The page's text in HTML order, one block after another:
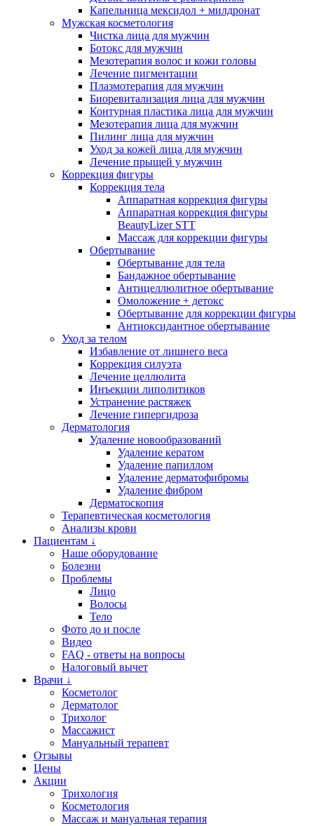
Капельница мексидол + милдронат
Мужская косметология
Чистка лица для мужчин
Ботокс для мужчин
Мезотерапия волос и кожи головы
Лечение пигментации
Плазмотерапия для мужчин
Биоревитализация лица для мужчин
Контурная пластика лица для мужчин
Мезотерапия лица для мужчин
Пилинг лица для мужчин
Уход за кожей лица для мужчин
Лечение прыщей у мужчин
Коррекция фигуры
Коррекция тела
Аппаратная коррекция фигуры
Аппаратная коррекция фигуры
BeautyLizer STT
Массаж для коррекции фигуры
Обертывание
Обертывание для тела
Бандажное обертывание
Антицеллюлитное обертывание
Омоложение + детокс
Обертывание для коррекции фигуры
Антиоксидантное обертывание
Уход за телом
Избавление от лишнего веса
Коррекция силуэта
Лечение целлюлита
Инъекции липолитиков
Устранение растяжек
Лечение гипергидроза
Дерматология
Удаление новообразований
Удаление кератом
Удаление папиллом
Удаление дерматофибромы
Удаление фибром
Дерматоскопия
Терапевтическая косметология
Анализы крови
Пациентам ↓
Наше оборудование
Болезни
Проблемы
Лицо
Волосы
Тело
Фото до и после
Видео
FAQ - ответы на вопросы
Налоговый вычет
Врачи ↓
Косметолог
Дерматолог
Трихолог
Массажист
Мануальный терапевт
Отзывы
Цены
Акции
Трихология
Косметология
Массаж и мануальная терапия